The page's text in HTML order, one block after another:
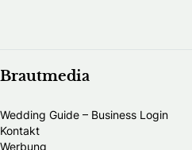
Brautmedia
Wedding Guide – Business Login
Kontakt
Werbung